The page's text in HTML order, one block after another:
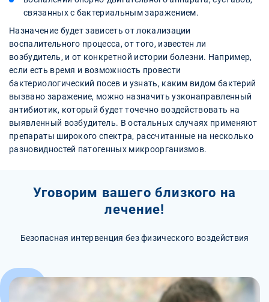
связанных с бактериальным заражением.
Назначение будет зависеть от локализации
воспалительного процесса, от того, известен ли
возбудитель, и от конкретной истории болезни. Например,
если есть время и возможность провести
бактериологический посев и узнать, каким видом бактерий
вызвано заражение, можно назначить узконаправленный
антибиотик, который будет точечно воздействовать на
выявленный возбудитель. В остальных случаях применяют
препараты широкого спектра, рассчитанные на несколько
разновидностей патогенных микроорганизмов.
Уговорим вашего близкого на
лечение!
Безопасная интервенция без физического воздействия